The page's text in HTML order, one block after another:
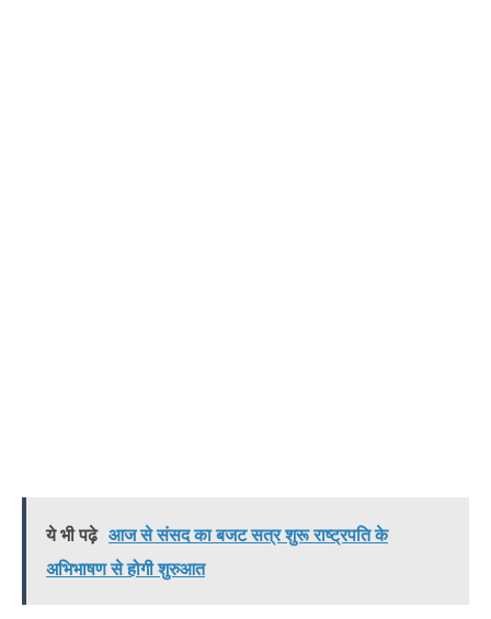
ये भी पढ़े आज से संसद का बजट सत्र शुरू राष्ट्रपति के
अभिभाषण से होगी शुरुआत